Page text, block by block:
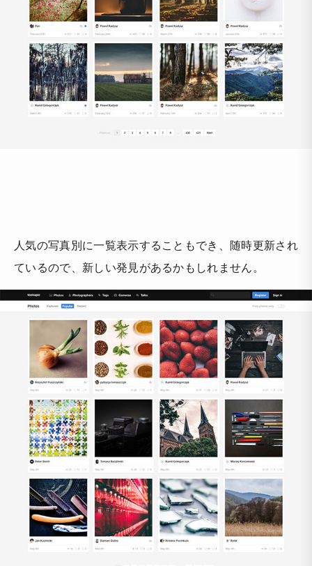
人気の写真別に一覧表示することもでき、随時更新され
ているので、新しい発見があるかもしれません。